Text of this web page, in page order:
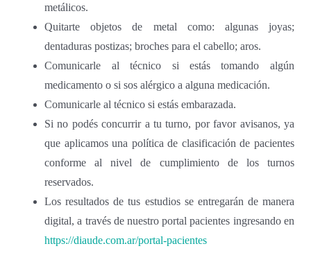
metálicos.
Quitarte objetos de metal como: algunas joyas;
dentaduras postizas; broches para el cabello; aros.
Comunicarle al técnico si estás tomando algún
medicamento o si sos alérgico a alguna medicación.
Comunicarle al técnico si estás embarazada.
Si no podés concurrir a tu turno, por favor avisanos, ya
que aplicamos una política de clasificación de pacientes
conforme al nivel de cumplimiento de los turnos
reservados.
Los resultados de tus estudios se entregarán de manera
digital, a través de nuestro portal pacientes ingresando en
https://diaude.com.ar/portal-pacientes